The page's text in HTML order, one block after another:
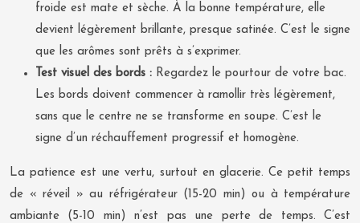
froide est mate et sèche. À la bonne température, elle
devient légèrement brillante, presque satinée. C’est le signe
que les arômes sont prêts à s’exprimer.
Test visuel des bords : Regardez le pourtour de votre bac.
Les bords doivent commencer à ramollir très légèrement,
sans que le centre ne se transforme en soupe. C’est le
signe d’un réchauffement progressif et homogène.
La patience est une vertu, surtout en glacerie. Ce petit temps
de « réveil » au réfrigérateur (15-20 min) ou à température
ambiante (5-10 min) n’est pas une perte de temps. C’est